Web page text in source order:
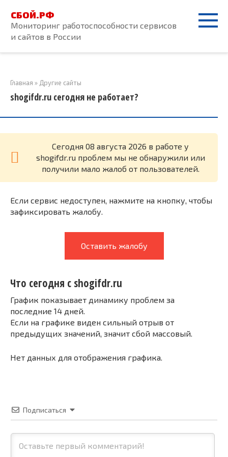
контенту
СБОЙ.РФ
Мониторинг работоспособности сервисов
и сайтов в России
Главная » Другие сайты
shogifdr.ru сегодня не работает?
Cегодня 08 августа 2026 в работе у
shogifdr.ru проблем мы не обнаружили или
получили мало жалоб от пользователей.
Если сервис недоступен, нажмите на кнопку, чтобы
зафиксировать жалобу.
Оставить жалобу
Что сегодня с shogifdr.ru
График показывает динамику проблем за
последние 14 дней.
Если на графике виден сильный отрыв от
предыдущих значений, значит сбой массовый.
Нет данных для отображения графика.
Подписаться